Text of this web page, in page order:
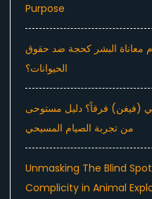
Purpose
معاناة البشر كحجة ضد حقوق
الحيوانات؟
(فيغن) فرقاً؟ دليل مستوحى
من تجربة الصيام المسيحي
Unmasking The Blind
Complicity in Animal